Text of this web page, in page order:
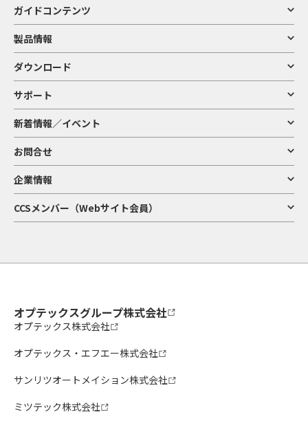
ガイドコンテンツ
製品情報
ダウンロード
サポート
新着情報／イベント
お問合せ
企業情報
CCSメンバー（Webサイト会員）
オプテックスグループ株式会社
オプテックス株式会社
オプテックス・エフエー株式会社
サンリツオートメイション株式会社
ミツテック株式会社